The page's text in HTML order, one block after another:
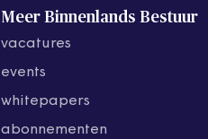
Meer Binnenlands Bestuur
vacatures
events
whitepapers
abonnementen